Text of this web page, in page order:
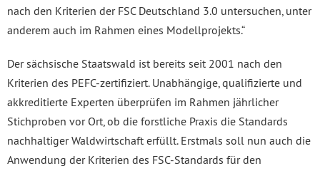
nach den Kriterien der FSC Deutschland 3.0 untersuchen, unter
anderem auch im Rahmen eines Modellprojekts.“
Der sächsische Staatswald ist bereits seit 2001 nach den
Kriterien des PEFC-zertifiziert. Unabhängige, qualifizierte und
akkreditierte Experten überprüfen im Rahmen jährlicher
Stichproben vor Ort, ob die forstliche Praxis die Standards
nachhaltiger Waldwirtschaft erfüllt. Erstmals soll nun auch die
Anwendung der Kriterien des FSC-Standards für den